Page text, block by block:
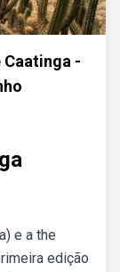
Caatinga -
e a the
edição